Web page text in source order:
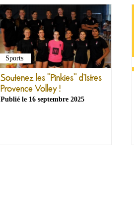
Sports
Soutenez les "Pinkies" d'Istres
Provence Volley !
Publié le 16 septembre 2025